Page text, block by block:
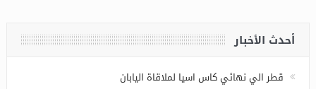
أحدث الأخبار
قطر الي نهائي كاس اسيا لملاقاة اليابان